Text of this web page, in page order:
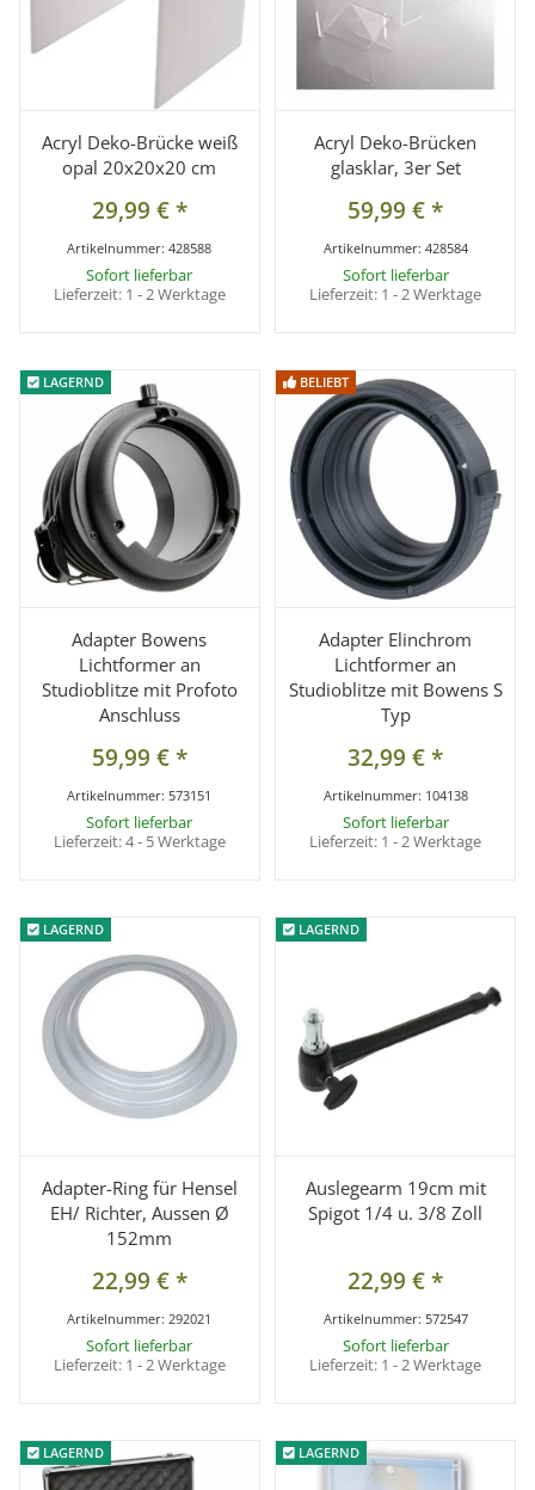
Acryl Deko-Brücke weiß
opal 20x20x20 cm
29,99 €*
Artikelnummer:428588
Sofort lieferbar
Lieferzeit: 1 - 2 Werktage
Acryl Deko-Brücken
glasklar, 3er Set
59,99 €*
Artikelnummer: 428584
Sofort lieferbar
Lieferzeit: 1 - 2 Werktage
LAGERND
LAGERND
Adapter Bowens
Lichtformer an
Studioblitze mit Profoto
Anschluss
59,99 €*
Artikelnummer:573151
Sofort lieferbar
Lieferzeit:4 - 5 Werktage
BELIEBT
BELIEBT
Adapter Elinchrom
Lichtformer an
Studioblitze mit Bowens S
Typ
32,99 €*
Artikelnummer: 104138
Sofort lieferbar
Lieferzeit: 1 - 2 Werktage
LAGERND
LAGERND
Adapter-Ring für Hensel
EH/ Richter, Aussen Ø
152mm
22,99 €*
Artikelnummer: 292021
Sofort lieferbar
Lieferzeit: 1 - 2 Werktage
LAGERND
LAGERND
Auslegearm 19cm mit
Spigot 1/4 u. 3/8 Zoll
22,99 €*
Artikelnummer: 572547
Sofort lieferbar
Lieferzeit: 1 - 2 Werktage
LAGERND
LAGERND LAGERND
LAGERND